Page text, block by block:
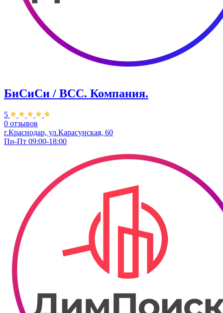
БиСиСи / BCC. Компания.
5
0 отзывов
г.Краснодар, ул.Карасунская, 60
Пн-Пт 09:00-18:00